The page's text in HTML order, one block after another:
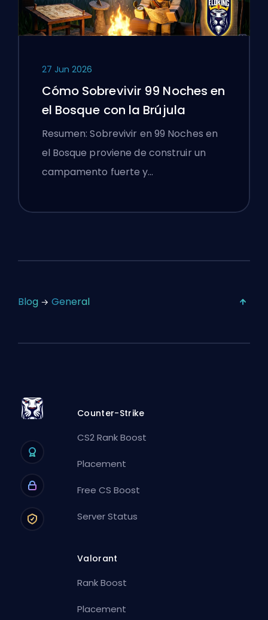
27 Jun 2026
Cómo Sobrevivir 99 Noches en
el Bosque con la Brújula
Resumen: Sobrevivir en 99 Noches en
el Bosque proviene de construir un
campamento fuerte y…
Blog General
Counter-Strike
CS2 Rank Boost
Placement
Free CS Boost
Server Status
Valorant
Rank Boost
Placement